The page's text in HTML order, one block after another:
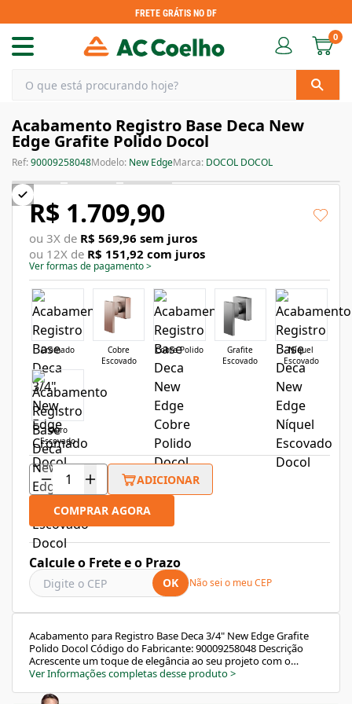
FRETE GRÁTIS NO DF
0
Acabamento Registro Base Deca New
Edge Grafite Polido Docol
Ref:90009258048Modelo: New EdgeMarca: DOCOL DOCOL
R$ 1.709,90
ou 3X de R$ 569,96 sem juros
ou 12X de R$ 151,92 com juros
Ver formas de pagamento>
Cromado
Cobre
Escovado
Cobre Polido
Grafite
Escovado
Níquel
Escovado
Ouro
Escovado
ADICIONAR
COMPRAR AGORA
Calcule o Frete e o Prazo
OK Não sei o meu CEP
Acabamento para Registro Base Deca 3/4" New Edge Grafite
Polido Docol Código do Fabricante: 90009258048 Descrição
Acrescente um toque de elegância ao seu projeto com o
Acabamento para Registro 3/4" New Edge em Grafite Polido
oferece sofisticação, simplicidade e presença, garantindo um
Ver Informações completas desse produto>